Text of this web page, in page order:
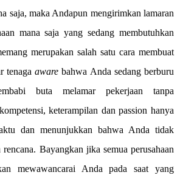
saja, maka Andapun mengirimkan lamaran
mana saja yang sedang membutuhkan
merupakan salah satu cara membuat
tenaga aware bahwa Anda sedang berburu
buta melamar pekerjaan tanpa
keterampilan dan passion hanya
dan menunjukkan bahwa Anda tidak
Bayangkan jika semua perusahaan
mewawancarai Anda pada saat yang